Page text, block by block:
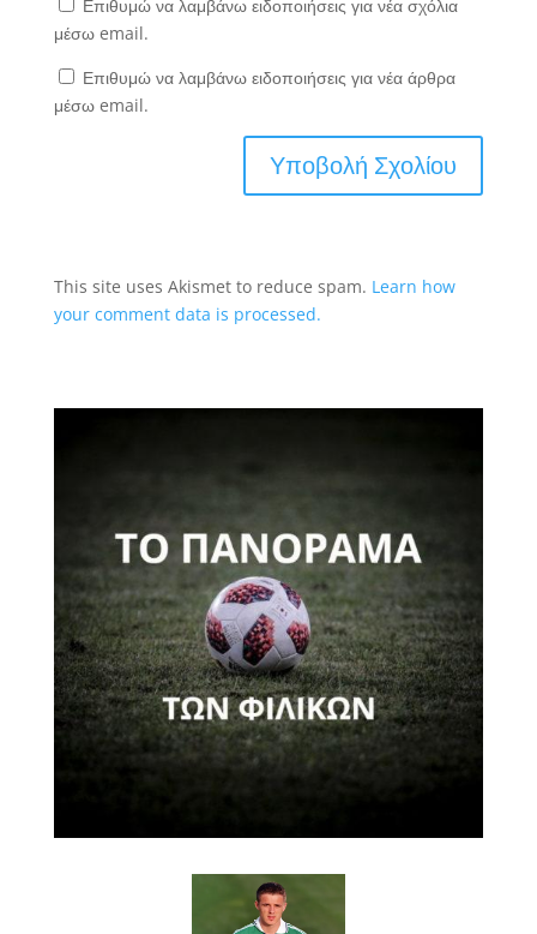
Επιθυμώ να λαμβάνω ειδοποιήσεις για νέα σχόλια
μέσω email.
Επιθυμώ να λαμβάνω ειδοποιήσεις για νέα άρθρα
μέσω email.
This site uses Akismet to reduce spam. Learn how
your comment data is processed.